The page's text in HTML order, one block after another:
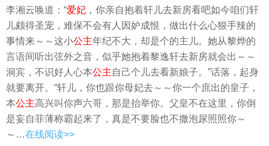
李湘云唤道：“爱妃 ，你亲自抱着轩儿去新房看吧如今咱们轩
儿颇得圣宠，难保不会有人因妒成恨，做出什么心狠手辣的
事情来～～这小公主年纪不大，却是个的主儿。她从黎烨的
言语间听出弦外之音，似乎她抱着黎逸轩去新房就会出～～
洞宾，不识好人心本公主自己个儿去看新娘子。”话落，起身
就要离开。“轩儿，你也跟你母妃去～～你一个庶出的皇子，
本公主高兴叫你声六哥，那是抬举你。父皇不在这里，你倒
是妄自菲薄称霸起来了，真是不要脸也不撒泡尿照照你～
～…在线阅读>>